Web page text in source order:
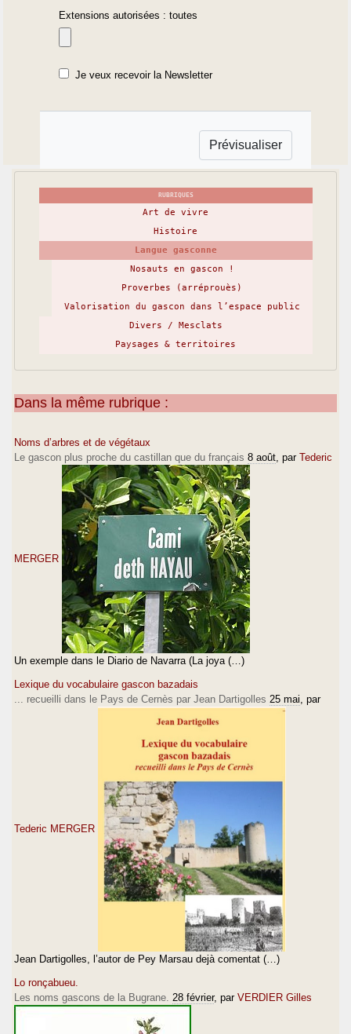
Extensions autorisées : toutes
Je veux recevoir la Newsletter
RUBRIQUES
Art de vivre
Histoire
Langue gasconne
Nosauts en gascon !
Proverbes (arréprouès)
Valorisation du gascon dans l’espace public
Divers / Mesclats
Paysages & territoires
Dans la même rubrique :
Noms d’arbres et de végétaux
Le gascon plus proche du castillan que du français 8 août , par Tederic
MERGER
Un exemple dans le Diario de Navarra (La joya (…)
Lexique du vocabulaire gascon bazadais
... recueilli dans le Pays de Cernès par Jean Dartigolles 25 mai , par
Tederic MERGER
Jean Dartigolles, l’autor de Pey Marsau dejà comentat (…)
Lo ronçabueu.
Les noms gascons de la Bugrane. 28 février, par VERDIER Gilles